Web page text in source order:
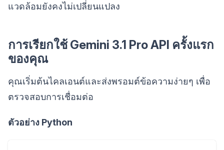
แวดล้อมยังคงไม่เปลี่ยนแปลง
การเรียกใช้ Gemini 3.1 Pro API ครั้งแรก
ของคุณ
คุณเริ่มต้นไคลเอนต์และส่งพรอมต์ข้อความง่ายๆ เพื่อ
ตรวจสอบการเชื่อมต่อ
ตัวอย่าง Python